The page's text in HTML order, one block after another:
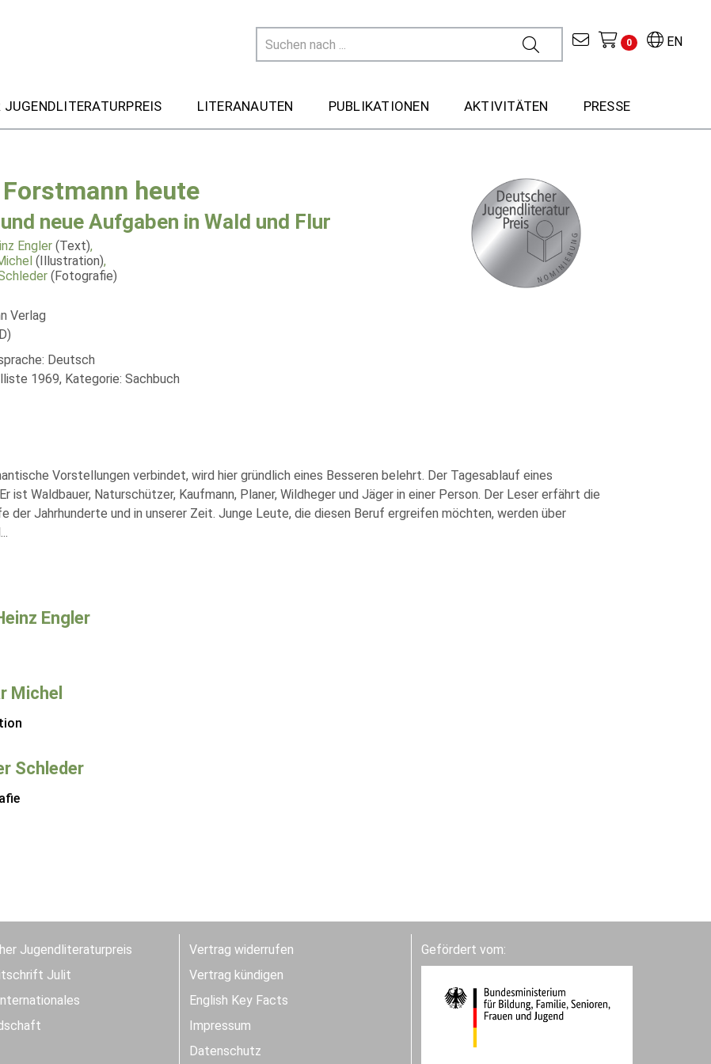
EN
0
JUGENDLITERATURPREIS LITERANAUTEN PUBLIKATIONEN AKTIVITÄTEN PRESSE
Forstmann heute
neue Aufgaben in Wald und Flur
Engler (Text),
(Illustration),
(Fotografie)
Verlag
Deutsch
1969, Kategorie: Sachbuch
Vorstellungen verbindet, wird hier gründlich eines Besseren belehrt. Der Tagesablauf eines
Waldbauer, Naturschützer, Kaufmann, Planer, Wildheger und Jäger in einer Person. Der Leser erfährt die
der Jahrhunderte und in unserer Zeit. Junge Leute, die diesen Beruf ergreifen möchten, werden über
...
Engler
Michel
Schleder
Jugendliteraturpreis
Julit
Vertrag widerrufen
Vertrag kündigen
English Key Facts
Impressum
Datenschutz
Gefördert vom: